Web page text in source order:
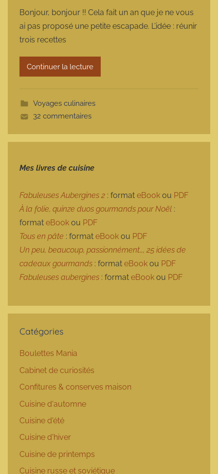
r
m
r
m
t
e
Bonjour, bonjour !! Cela fait un an que je ne vous
ai pas proposé une petite escapade. L’idée : réunir
trois recettes
Continuer la lecture
Voyages culinaires
32 commentaires
Mes livres de cuisine
Fabuleuses Aubergines 2 : format eBook ou PDF
À la folie, quinze duos gourmands pour Noël :
format eBook ou PDF
Tous en pâte : format eBook ou PDF
Un peu, beaucoup, passionnément…, 25 idées de
cadeaux gourmands : format eBook ou PDF
Fabuleuses aubergines : format eBook ou PDF
Catégories
Boulettes Mania
Cabinet de curiosités
Confitures & conserves maison
Cuisine d'automne
Cuisine d'été
Cuisine d'hiver
Cuisine de printemps
Cuisine russe et soviétique